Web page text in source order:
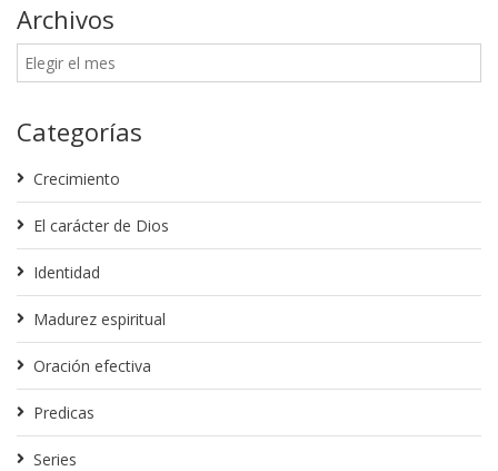
Archivos
Categorías
Crecimiento
El carácter de Dios
Identidad
Madurez espiritual
Oración efectiva
Predicas
Series